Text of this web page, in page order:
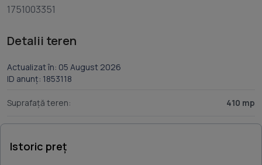
Detalii teren
Actualizat în: 05 August 2026
ID anunț: 1853118
Suprafață teren: 410 mp
Istoric preț